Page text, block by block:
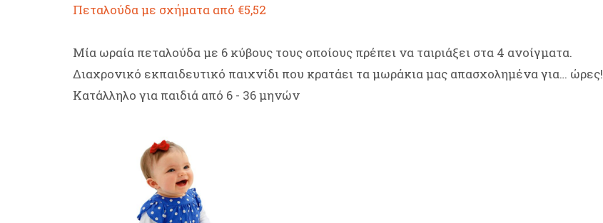
Πεταλούδα με σχήματα από €5,52
Μία ωραία πεταλούδα με 6 κύβους τους οποίους πρέπει να ταιριάξει στα 4 ανοίγματα.
Διαχρονικό εκπαιδευτικό παιχνίδι που κρατάει τα μωράκια μας απασχολημένα για… ώρες!
Κατάλληλο για παιδιά από 6 - 36 μηνών